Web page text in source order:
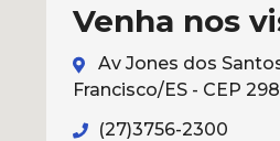
Venha nos
Av Jones dos
Francisco/ES - CEP
(27)3756-2300